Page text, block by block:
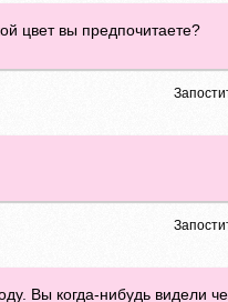
цвет вы предпочитаете?
Вы когда-нибудь видели